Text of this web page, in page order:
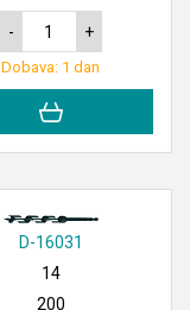
- +
Dobava: 1 dan
D-16031
14
200